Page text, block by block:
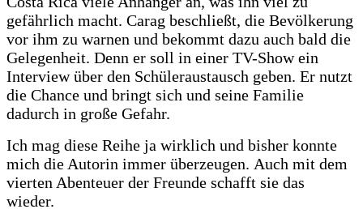
gefährlich macht. Carag beschließt, die Bevölkerung
vor ihm zu warnen und bekommt dazu auch bald die
Gelegenheit. Denn er soll in einer TV-Show ein
Interview über den Schüleraustausch geben. Er nutzt
die Chance und bringt sich und seine Familie
dadurch in große Gefahr.
Ich mag diese Reihe ja wirklich und bisher konnte
mich die Autorin immer überzeugen. Auch mit dem
vierten Abenteuer der Freunde schafft sie das
wieder.